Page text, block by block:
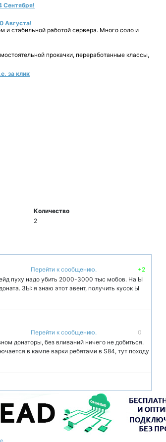
Сентября!
Августа!
и стабильной работой сервера. Много соло и
прокачки, переработанные классы,
за клик
Количество
2
Перейти к сообщению.
+2
пуху надо убить 2000-3000 тыс мобов. На Ы
ЗЫ: я знаю этот эвент, получить кусок Ы
Перейти к сообщению.
0
донаторы, без вливаний ничего не добиться.
в кампе варки ребятами в S84, тут походу